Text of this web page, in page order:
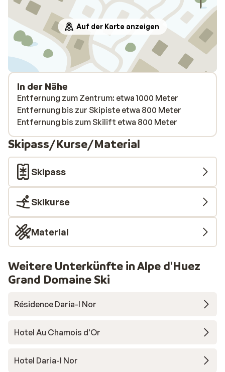
Auf der Karte anzeigen
In der Nähe
Entfernung zum Zentrum: etwa 1000 Meter
Entfernung bis zur Skipiste etwa 800 Meter
Entfernung bis zum Skilift etwa 800 Meter
Skipass/Kurse/Material
Skipass
Skikurse
Material
Weitere Unterkünfte in Alpe d'Huez
Grand Domaine Ski
Résidence Daria-I Nor
Hotel Au Chamois d'Or
Hotel Daria-I Nor